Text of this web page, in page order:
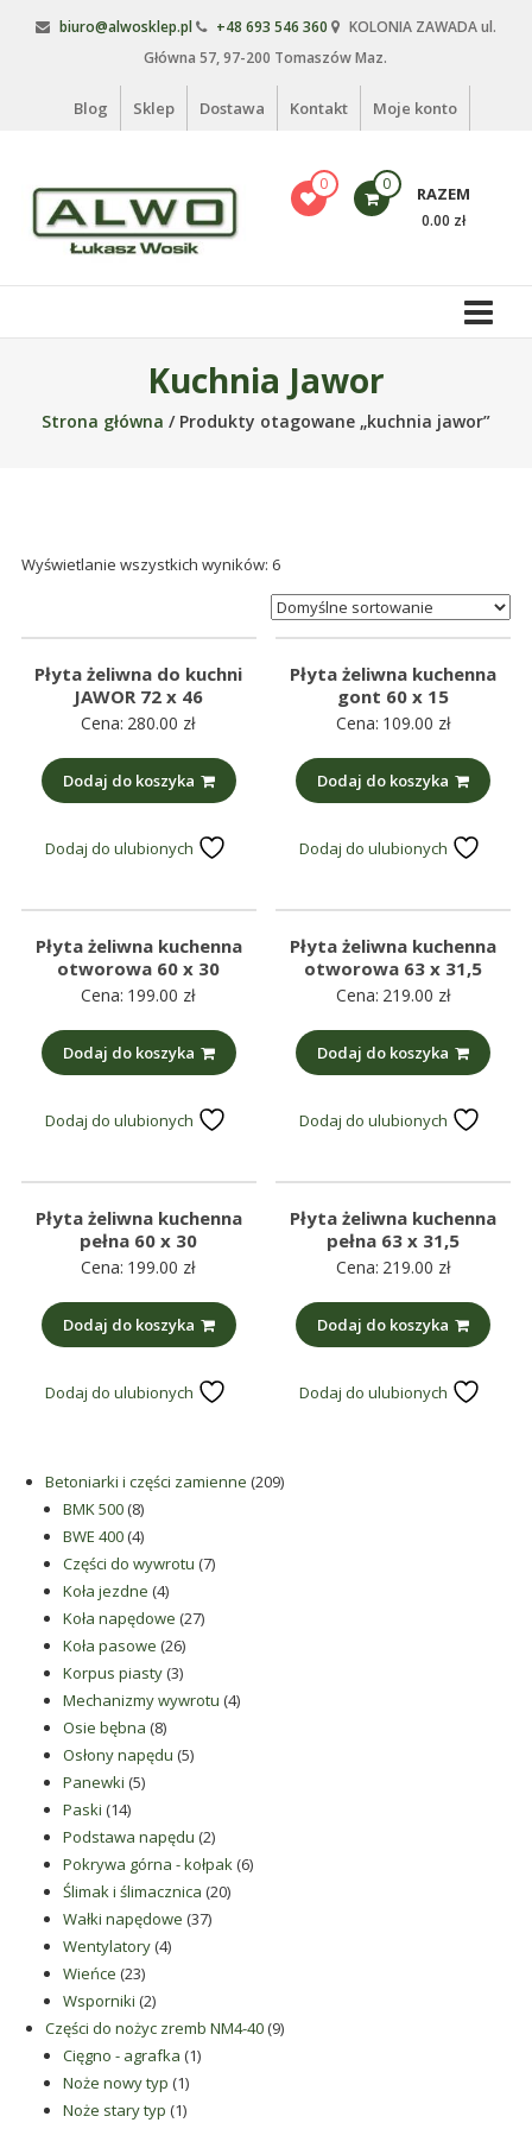
biuro@alwosklep.pl +48 693 546 360
KOLONIA ZAWADA ul.
Główna 57, 97-200 Tomaszów Maz.
Blog Sklep Dostawa Kontakt Moje konto
Alwo
sklep
meble
części
Produkujemy
min.:
różnego
części
maszyn
zamienne.
0 0 RAZEM
0.00 zł
Kuchnia Jawor
Strona główna / Produkty otagowane „kuchnia jawor”
Wyświetlanie wszystkich wyników: 6
Płyta żeliwna do kuchni
JAWOR 72 x 46
Cena: 280.00 zł
Dodaj do koszyka
Dodaj do ulubionych
Płyta żeliwna kuchenna
gont 60 x 15
Cena: 109.00 zł
Dodaj do koszyka
Dodaj do ulubionych
Płyta żeliwna kuchenna
otworowa 60 x 30
Cena: 199.00 zł
Dodaj do koszyka
Dodaj do ulubionych
Płyta żeliwna kuchenna
otworowa 63 x 31,5
Cena: 219.00 zł
Dodaj do koszyka
Dodaj do ulubionych
Płyta żeliwna kuchenna
pełna 60 x 30
Cena: 199.00 zł
Dodaj do koszyka
Dodaj do ulubionych
Płyta żeliwna kuchenna
pełna 63 x 31,5
Cena: 219.00 zł
Dodaj do koszyka
Dodaj do ulubionych
Betoniarki i części zamienne 209209
BMK 500 88
produktów
BWE 400 44
produkty
Części do wywrotu 77
Koła jezdne 44
produkty
Koła napędowe 2727
Koła pasowe 2626
produktów
Korpus piasty 33
produkty
Mechanizmy wywrotu 44
Osie bębna 88
produktów
Osłony napędu 55
Panewki 55
Paski 1414
produktów
Podstawa napędu 22
produkty
Pokrywa górna - kołpak 66
Ślimak i ślimacznica 2020
Wałki napędowe 3737
Wentylatory 44
Wieńce 2323
produkty
Wsporniki 22
produkty
Części do nożyc zremb NM4-40 99
Cięgno - agrafka 11
Noże nowy typ 11
produkt
Noże stary typ 11